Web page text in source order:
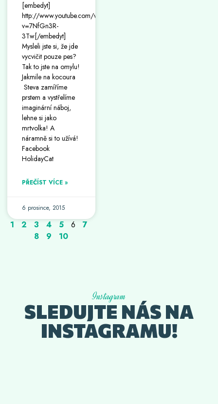
[embedyt]
http://www.youtube.com/watch?
v=7NfGn3R-
3Tw[/embedyt]
Mysleli jste si, že jde
vycvičit pouze pes?
Tak to jste na omylu!
Jakmile na kocoura
Steva zamíříme
prstem a vystřelíme
imaginární náboj,
lehne si jako
mrtvolka! A
náramně si to užívá!
Facebook
HolidayCat
PŘEČÍST VÍCE »
6 prosince, 2015
1 2 3 4 5 6
7
8
9 10
Instagram
SLEDUJTE NÁS NA
INSTAGRAMU!